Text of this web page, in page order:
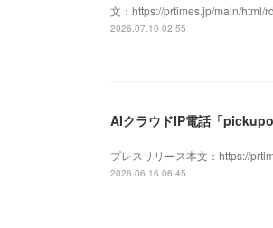
文：https://prtimes.jp/main/html/
2026.07.10 02:55
プレスリリース本文：https://
2026.06.16 06:45